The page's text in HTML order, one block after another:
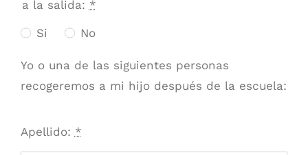
a la salida: *
Si No
Yo o una de las siguientes personas
recogeremos a mi hijo después de la escuela:
Apellido: *